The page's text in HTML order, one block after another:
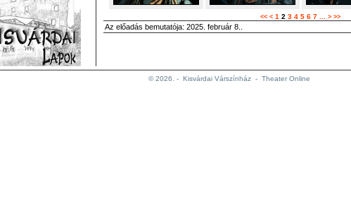
<< < 1 2 3 4 5 6 7 > >>
Az előadás bemutatója: 2025. február 8..
© 2026. - Kisvárdai Várszínház - Theater Online